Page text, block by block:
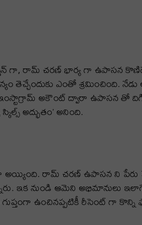
గా, రామ్ చరణ్ భార్య గా
తెచ్చేందుకు ఎంతో శ్రమించింది.
అకౌంట్ ద్వారా ఉపాసన తో
అద్భుతం’ అనింది.
రామ్ చరణ్ ఉపాసన ని
ఇక నుండి ఆమెని అభిమానులు
ఉంచినప్పటికీ రీసెంట్ గా